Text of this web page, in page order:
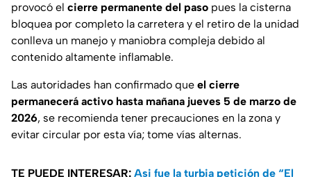
provocó el cierre permanente del paso pues la cisterna
bloquea por completo la carretera y el retiro de la unidad
conlleva un manejo y maniobra compleja debido al
contenido altamente inflamable.
Las autoridades han confirmado que el cierre
permanecerá activo hasta mañana jueves 5 de marzo de
2026, se recomienda tener precauciones en la zona y
evitar circular por esta vía; tome vías alternas.
TE PUEDE INTERESAR: Asi fue la turbia petición de “El